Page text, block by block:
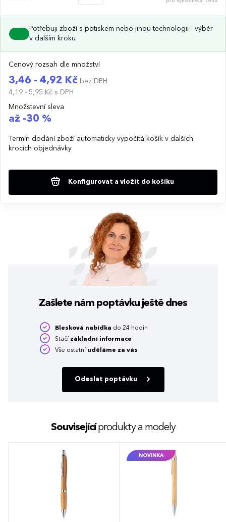
Potřebuji zboží s potiskem nebo jinou technologii - výběr
v dalším kroku
Cenový rozsah dle množství
3,46 - 4,92 Kč bez DPH
4,19 - 5,95 Kč s DPH
Množstevní sleva
až -30 %
Termín dodání zboží automaticky vypočítá košík v dalších
krocích objednávky
Konfigurovat a vložit do košíku
Zašlete nám poptávku ještě dnes
Blesková nabídka do 24 hodin
Stačí základní informace
Vše ostatní uděláme za vás
Odeslat poptávku
Souvisejícíprodukty a modely
NOVINKA